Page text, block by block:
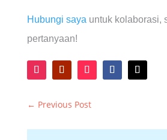
Hubungi saya untuk kolaborasi,
pertanyaan!
← Previous Post